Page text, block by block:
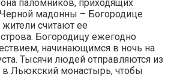
паломников, приходящих
Черной мадонны – Богородице
считают ее
Богородицу ежегодно
начинающимся в ночь на
Тысячи людей отправляются из
Льюкский монастырь, чтобы